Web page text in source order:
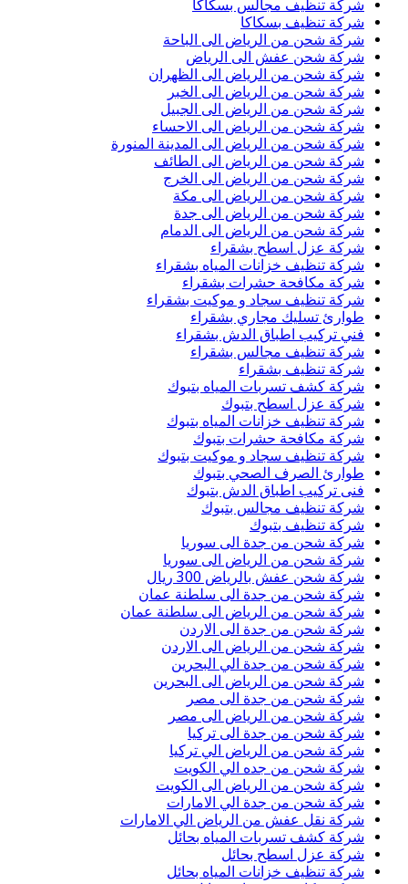
شركة تنظيف مجالس بسكاكا
شركة تنظيف بسكاكا
شركة شحن من الرياض الى الباحة
شركة شحن عفش الى الرياض
شركة شحن من الرياض الى الظهران
شركة شحن من الرياض الى الخبر
شركة شحن من الرياض الى الجبيل
شركة شحن من الرياض الى الاحساء
شركة شحن من الرياض الى المدينة المنورة
شركة شحن من الرياض الى الطائف
شركة شحن من الرياض الى الخرج
شركة شحن من الرياض الى مكة
شركة شحن من الرياض الى جدة
شركة شحن من الرياض الى الدمام
شركة عزل اسطح بشقراء
شركة تنظيف خزانات المياه بشقراء
شركة مكافحة حشرات بشقراء
شركة تنظيف سجاد و موكيت بشقراء
طوارئ تسليك مجاري بشقراء
فني تركيب اطباق الدش بشقراء
شركة تنظيف مجالس بشقراء
شركة تنظيف بشقراء
شركة كشف تسربات المياه بتبوك
شركة عزل اسطح بتبوك
شركة تنظيف خزانات المياه بتبوك
شركة مكافحة حشرات بتبوك
شركة تنظيف سجاد و موكيت بتبوك
طوارئ الصرف الصحي بتبوك
فنى تركيب اطباق الدش بتبوك
شركة تنظيف مجالس بتبوك
شركة تنظيف بتبوك
شركة شحن من جدة الى سوريا
شركة شحن من الرياض الى سوريا
شركة شحن عفش بالرياض 300 ريال
شركة شحن من جدة الى سلطنة عمان
شركة شحن من الرياض الى سلطنة عمان
شركة شحن من جدة الى الاردن
شركة شحن من الرياض الى الاردن
شركة شحن من جدة الي البحرين
شركة شحن من الرياض الى البحرين
شركة شحن من جدة الى مصر
شركة شحن من الرياض الى مصر
شركة شحن من جدة الى تركيا
شركة شحن من الرياض الي تركيا
شركة شحن من جده الي الكويت
شركة شحن من الرياض الى الكويت
شركة شحن من جدة الي الامارات
شركة نقل عفش من الرياض الي الامارات
شركة كشف تسربات المياه بحائل
شركة عزل اسطح بحائل
شركة تنظيف خزانات المياه بحائل